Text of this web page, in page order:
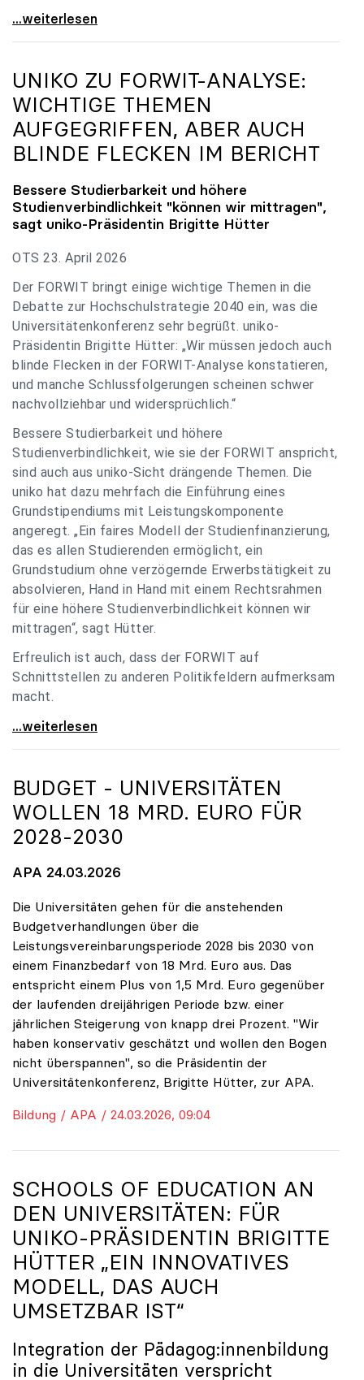
uniko zu Budgetverhandlungen: Universitäten sind
...weiterlesen
UNIKO ZU FORWIT-ANALYSE:
WICHTIGE THEMEN
AUFGEGRIFFEN, ABER AUCH
BLINDE FLECKEN IM BERICHT
Bessere Studierbarkeit und höhere
Studienverbindlichkeit "können wir mittragen",
sagt uniko-Präsidentin Brigitte Hütter
OTS 23. April 2026
Der FORWIT bringt einige wichtige Themen in die
Debatte zur Hochschulstrategie 2040 ein, was die
Universitätenkonferenz sehr begrüßt. uniko-
Präsidentin Brigitte Hütter: „Wir müssen jedoch auch
blinde Flecken in der FORWIT-Analyse konstatieren,
und manche Schlussfolgerungen scheinen schwer
nachvollziehbar und widersprüchlich.“
Bessere Studierbarkeit und höhere
Studienverbindlichkeit, wie sie der FORWIT anspricht,
sind auch aus uniko-Sicht drängende Themen. Die
uniko hat dazu mehrfach die Einführung eines
Grundstipendiums mit Leistungskomponente
angeregt. „Ein faires Modell der Studienfinanzierung,
das es allen Studierenden ermöglicht, ein
Grundstudium ohne verzögernde Erwerbstätigkeit zu
absolvieren, Hand in Hand mit einem Rechtsrahmen
für eine höhere Studienverbindlichkeit können wir
mittragen“, sagt Hütter.
Erfreulich ist auch, dass der FORWIT auf
Schnittstellen zu anderen Politikfeldern aufmerksam
macht.
uniko zu FORWIT-Analyse: Wichtige Themen
...weiterlesen
BUDGET - UNIVERSITÄTEN
WOLLEN 18 MRD. EURO FÜR
2028-2030
APA 24.03.2026
Die Universitäten gehen für die anstehenden
Budgetverhandlungen über die
Leistungsvereinbarungsperiode 2028 bis 2030 von
einem Finanzbedarf von 18 Mrd. Euro aus. Das
entspricht einem Plus von 1,5 Mrd. Euro gegenüber
der laufenden dreijährigen Periode bzw. einer
jährlichen Steigerung von knapp drei Prozent. "Wir
haben konservativ geschätzt und wollen den Bogen
nicht überspannen", so die Präsidentin der
Universitätenkonferenz, Brigitte Hütter, zur APA.
Bildung / APA / 24.03.2026, 09:04
SCHOOLS OF EDUCATION AN
DEN UNIVERSITÄTEN: FÜR
UNIKO-PRÄSIDENTIN BRIGITTE
HÜTTER „EIN INNOVATIVES
MODELL, DAS AUCH
UMSETZBAR IST“
Integration der Pädagog:innenbildung
in die Universitäten verspricht